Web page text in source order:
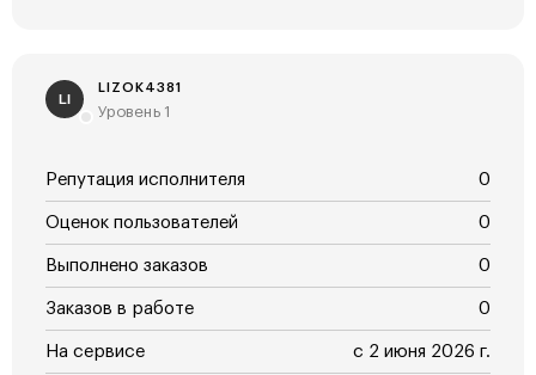
LI
LIZOK4381
Уровень 1
Репутация исполнителя 0
Оценок пользователей 0
Выполнено заказов 0
Заказов в работе 0
На сервисе с 2 июня 2026 г.